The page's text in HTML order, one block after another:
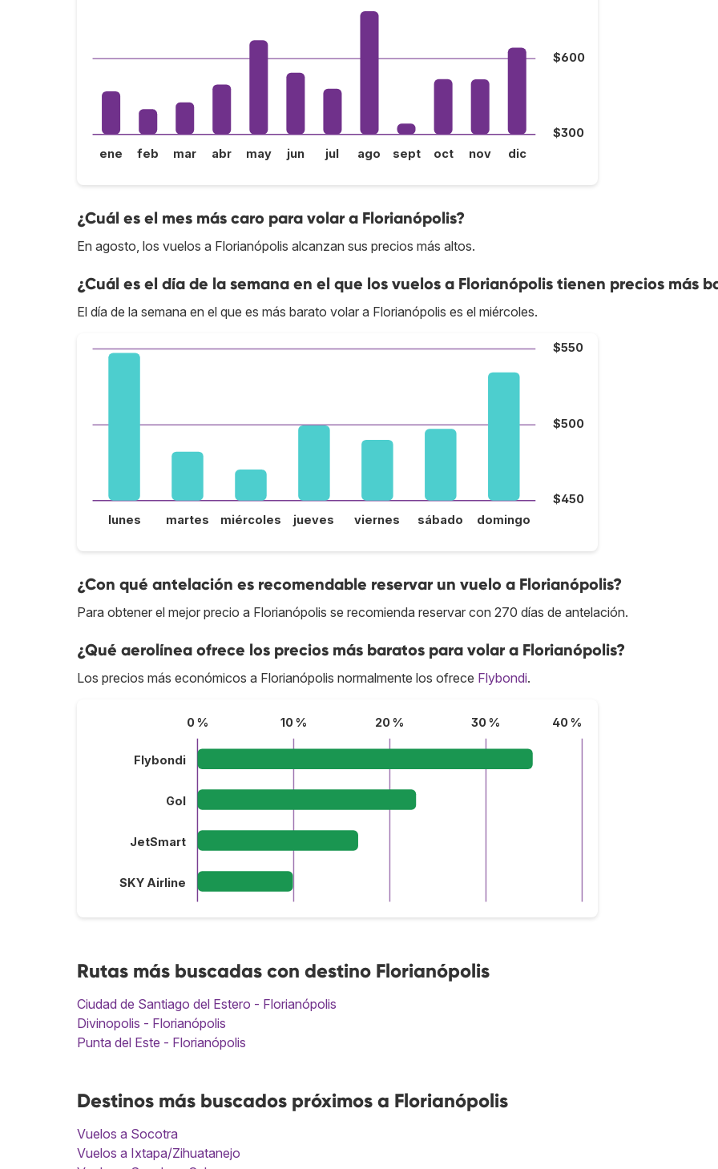
$300
$600
ene feb mar abr may jun jul ago sept oct nov dic
¿Cuál es el mes más caro para volar a Florianópolis?
En agosto, los vuelos a Florianópolis alcanzan sus precios más altos.
¿Cuál es el día de la semana en el que los vuelos a Florianópolis tienen precios más
El día de la semana en el que es más barato volar a Florianópolis es el miércoles.
$450
$500
$550
lunes martes miércoles jueves viernes sábado domingo
¿Con qué antelación es recomendable reservar un vuelo a Florianópolis?
Para obtener el mejor precio a Florianópolis se recomienda reservar con 270 días de antelación.
¿Qué aerolínea ofrece los precios más baratos para volar a Florianópolis?
Los precios más económicos a Florianópolis normalmente los ofrece Flybondi.
0 % 10 % 20 % 30 % 40 %
Flybondi
Gol
JetSmart
SKY Airline
Rutas más buscadas con destino Florianópolis
Ciudad de Santiago del Estero - Florianópolis
Divinopolis - Florianópolis
Punta del Este - Florianópolis
Destinos más buscados próximos a Florianópolis
Vuelos a Socotra
Vuelos a Ixtapa/Zihuatanejo